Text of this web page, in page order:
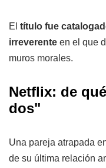
El título fue
irreverente en el que
muros morales.
Netflix: de
dos"
Una pareja atrapada
de su última relación